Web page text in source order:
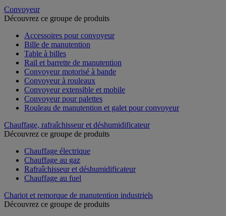
Convoyeur
Découvrez ce groupe de produits
Accessoires pour convoyeur
Bille de manutention
Table à billes
Rail et barrette de manutention
Convoyeur motorisé à bande
Convoyeur à rouleaux
Convoyeur extensible et mobile
Convoyeur pour palettes
Rouleau de manutention et galet pour convoyeur
Chauffage, rafraîchisseur et déshumidificateur
Découvrez ce groupe de produits
Chauffage électrique
Chauffage au gaz
Rafraîchisseur et déshumidificateur
Chauffage au fuel
Chariot et remorque de manutention industriels
Découvrez ce groupe de produits